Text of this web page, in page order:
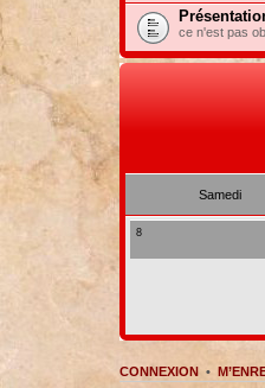
ce n'est pas
Samedi
8
CONNEXION•